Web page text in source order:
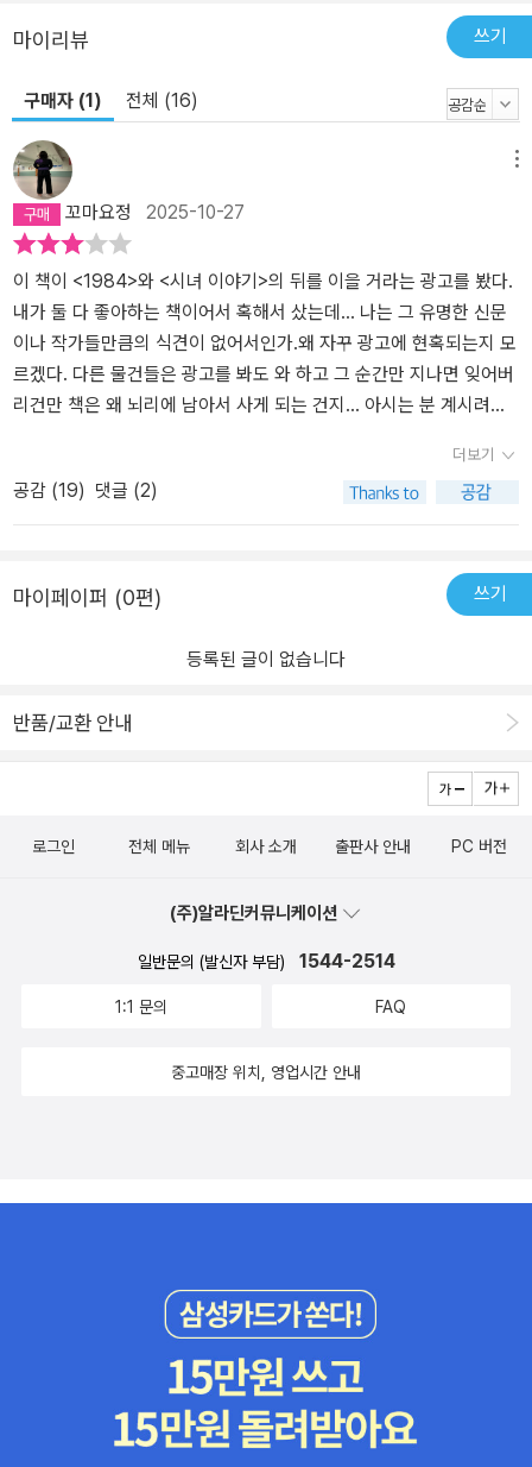
서 “게다가, 체인 갱은 인간의 고통에 대한 이미 믿을 수 없는 무관심
을 심화하기만 했어요. 오늘 우리는 그것에 시위하고 있습니다.” “하
지만 당신들은 절대 과거로 돌아갈 수 없는 실제 인간들에 대해 아무
런 답도 갖고 있지 않죠. 트라우마에 평생을 좌우당할 사람들 말이에
요.” _본문 중에서
마이리뷰 쓰기
구매자 (1) 전체 (16)
꼬마요정 2025-10-27
이 책이 <1984>와 <시녀 이야기>의 뒤를 이을 거라는 광고를 봤다.
내가 둘 다 좋아하는 책이어서 혹해서 샀는데... 나는 그 유명한 신문
이나 작가들만큼의 식견이 없어서인가.왜 자꾸 광고에 현혹되는지 모
르겠다. 다른 물건들은 광고를 봐도 와 하고 그 순간만 지나면 잊어버
리건만 책은 왜 뇌리에 남아서 사게 되는 건지... 아시는 분 계시려나.
기 한다. 마치 고대 로마에서 검투사 노예들이 죽을 때까지 결투를 벌
인 것처럼 범죄자들이 '형사 범죄 처벌 엔터테인먼트' 프로그램에 자
발적, 비자발적으로 참가하여 죽을 때까지 혹은 사면될 때까지 싸운
들을 받기도 했으며, 코로나 시국에는 교도소에 자리가 없어 범죄자
들을 가석방하는 경우도 있었다. 당연히 이윤을 내기 위해 범죄자들
의 인권은 무시되었고, 위생 상태 역시 엉망이라고 한다. 그리하여 이
엔터테인먼트' 프로그램을 내놓는다. 범죄자들은 인플루언스라는 고
언스의 위험성을 말한 연구원 역시 감옥으로 가게 된다.민영화된 교
정 시설이 갖춘 이윤 창출 시스템은 필연적으로 수감자들을 착취하게
된다. 이윤을 내기 위해 인권 침해는 물론이고 위생 환경 역시 열악할
이 원래 목적을 상실했고, 이윤 극대화는 '데스 매치'를 통해 대중들을
유혹한다. 범죄자라면 그들의 인권은 무시되어도 좋을까? 그들이 가
진 성적 취향이나 윤리적 가치 역시 무시되어도 좋을까? 만약 억울하
만, 살인이나 강간 같은 극악무도한 죄를 짓고 들어 온 사람에게까지
을 강간하려는 사람에게 대항하다가 그 사람이 죽은 경우, 이 사람은
제로 잡히지 않은 것이 더 문제라는 뜻은 아닐까.그래서인지 이 책을
지은 사람이라도 주인공에게 서사를 부여하고 감정을 이입하기 마련
인데, 이 책은 그러지 않고 오히려 더 많은 생각거리를 던져줬다. 그런
데 이런 결투를 대중들이 좋아한다고? 그렇다면 고어 영화가 대박을
치지 못하는 이유는 무엇인가. 잔인한 상황을 그대로 내보내는 스너
프 같은 것들이 대중의 지지를 받지 못하는 이유는 무엇인가. 사람을
고문하고 살해하는 것이 법적으로도 윤리적으로도 그릇되기 때문인
더보기
공감 (19) 댓글 (2)
마이페이퍼 (0편) 쓰기
등록된 글이 없습니다
반품/교환 안내
로그인 전체 메뉴 회사 소개 출판사 안내 PC 버전
(주)알라딘커뮤니케이션
일반문의 (발신자 부담) 1544-2514
1:1 문의 FAQ
중고매장 위치, 영업시간 안내